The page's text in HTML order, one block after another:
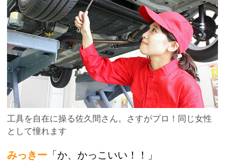
工具を自在に操る佐久間さん。さすがプロ！同じ女性
として憧れます
みっきー 「か、かっこいい！！」